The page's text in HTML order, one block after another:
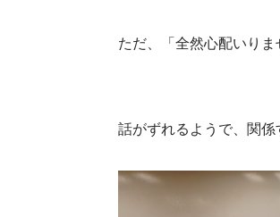
ただ、「全然心配いりま
話がずれるようで、関係